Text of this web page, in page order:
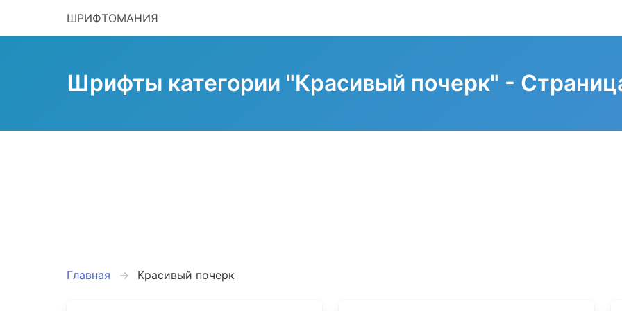
ШРИФТОМАНИЯ
Шрифты категории "Красивый почерк" -
Главная Красивый почерк